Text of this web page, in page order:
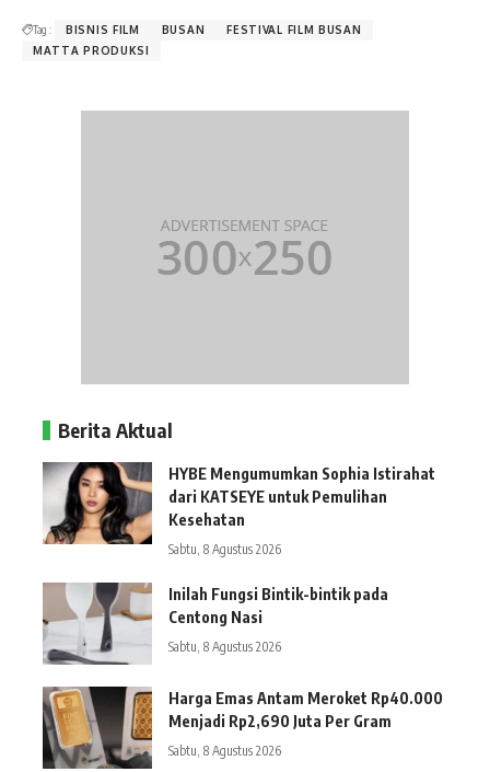
Tag : BISNIS FILM BUSAN
FESTIVAL FILM BUSAN
MATTA PRODUKSI
Berita Aktual
HYBE Mengumumkan Sophia Istirahat
dari KATSEYE untuk Pemulihan
Kesehatan
Sabtu, 8 Agustus 2026
Inilah Fungsi Bintik-bintik pada
Centong Nasi
Sabtu, 8 Agustus 2026
Harga Emas Antam Meroket Rp40.000
Menjadi Rp2,690 Juta Per Gram
Sabtu, 8 Agustus 2026